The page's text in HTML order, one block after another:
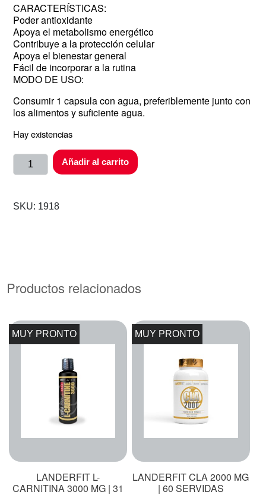
CARACTERÍSTICAS:
Poder antioxidante
Apoya el metabolismo energético
Contribuye a la protección celular
Apoya el bienestar general
Fácil de incorporar a la rutina
MODO DE USO:
Consumir 1 capsula con agua, preferiblemente junto con
los alimentos y suficiente agua.
Hay existencias
Añadir al carrito
SKU: 1918
Productos relacionados
MUY PRONTO
LANDERFIT L-
CARNITINA 3000 MG | 31
MUY PRONTO
LANDERFIT CLA 2000 MG
| 60 SERVIDAS